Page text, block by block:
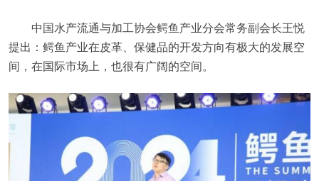
中国水产流通与加工协会鳄鱼产业分会常务副会长王悦
提出：鳄鱼产业在皮革、保健品的开发方向有极大的发展空
间，在国际市场上，也很有广阔的空间。